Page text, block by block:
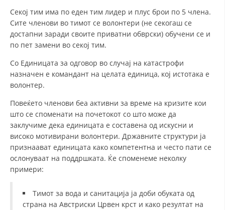
ОРГАНИЗАЦИЈА И РАЗВОЈ
СОБРАНИЕ
ДИСЕМИНАЦИЈА
MЕЃУНАРОДНО ХУМАНИТАРНО ПРАВО
УПОТРЕБА И ЗАШТИТА НА АМБЛЕМОТ
Секој тим има по еден тим лидер и плус брои по 5 члена.
Сите членови во тимот се волонтери (не секогаш се
достапни заради своите приватни обврски) обучени се и
по пет замени во секој тим.
Со Единицата за одговор во случај на катастрофи
назначен е командант на целата единица, кој истотака е
волонтер.
Повеќето членови беа активни за време на кризите кои
што се споменати на почетокот со што може да
заклучиме дека единицата е составена од искусни и
високо мотивирани волонтери. Државните структури ја
признаават единицата како компетентна и често пати се
ослонуваат на поддршката. Ќе споменеме неколку
примери:
Тимот за вода и санитација ја доби обуката од
страна на Австриски Црвен крст и како резултат на